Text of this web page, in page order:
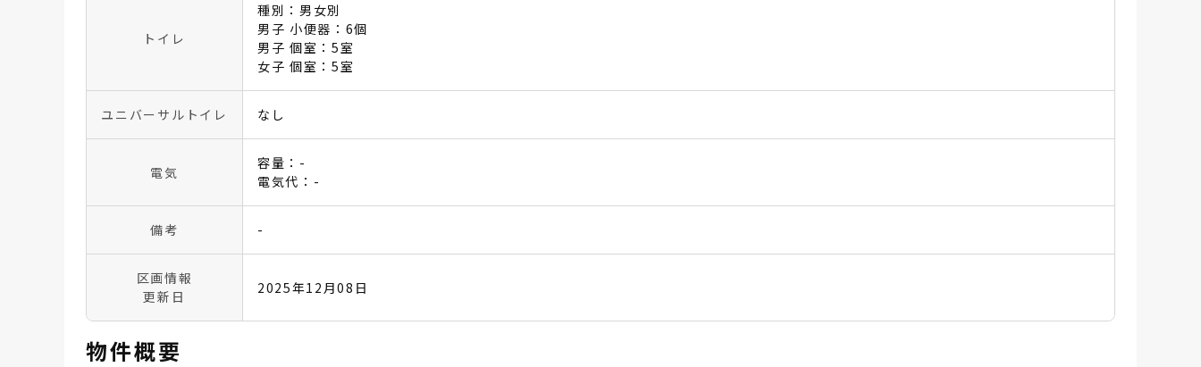
トイレ
種別：男女別
男子 小便器：6個
男子 個室：5室
女子 個室：5室
ユニバーサルトイレ なし
電気
容量：-
電気代：-
備考 -
区画情報
更新日
2025年12月08日
物件概要